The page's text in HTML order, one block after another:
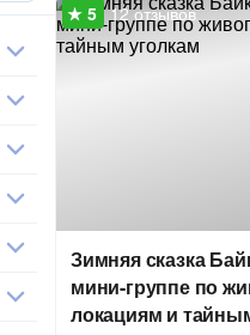
12 отзывов
Зимняя сказка
мини-группе по
локациям и